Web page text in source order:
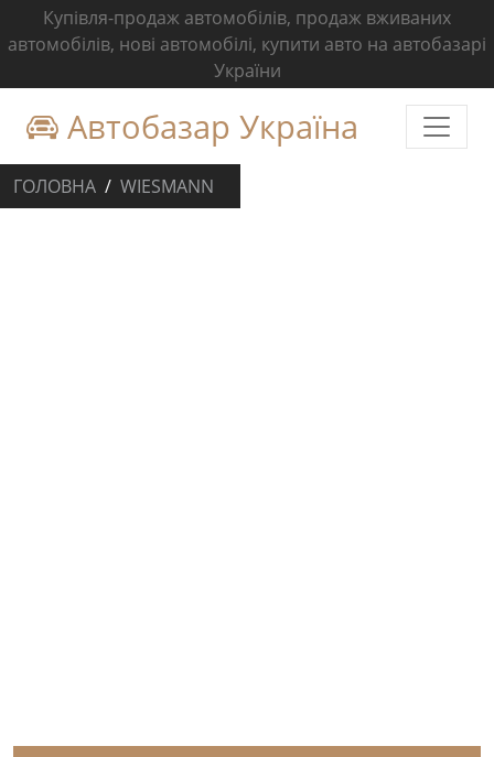
Купівля-продаж автомобілів, продаж вживаних
автомобілів, нові автомобілі, купити авто на автобазарі
України
Автобазар Україна
ГОЛОВНА WIESMANN